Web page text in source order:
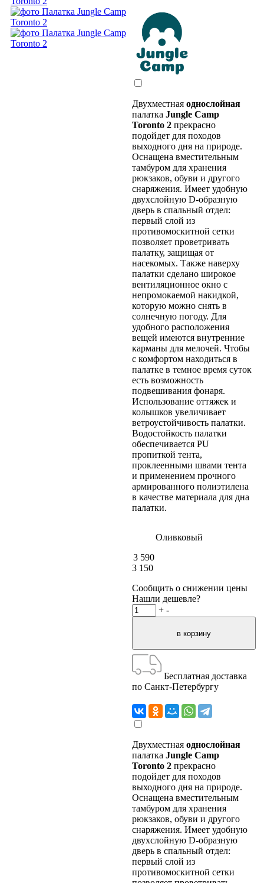
Двухместная однослойная
палатка Jungle Camp
Toronto 2 прекрасно
подойдет для походов
выходного дня на природе.
Оснащена вместительным
тамбуром для хранения
рюкзаков, обуви и другого
снаряжения. Имеет удобную
двухслойную D-образную
дверь в спальный отдел:
первый слой из
противомоскитной сетки
позволяет проветривать
палатку, защищая от
насекомых. Также наверху
палатки сделано широкое
вентиляционное окно с
непромокаемой накидкой,
которую можно снять в
солнечную погоду. Для
удобного расположения
вещей имеются внутренние
карманы для мелочей. Чтобы
с комфортом находиться в
палатке в темное время суток
есть возможность
подвешивания фонаря.
Использование оттяжек и
колышков увеличивает
ветроустойчивость палатки.
Водостойкость палатки
обеспечивается PU
пропиткой тента,
проклеенными швами тента
и применением прочного
армированного полиэтилена
в качестве материала для дна
палатки.
Оливковый
3 590
3 150
Сообщить о снижении цены
Нашли дешевле?
+ -
Бесплатная доставка
по Санкт-Петербургу
Двухместная однослойная
палатка Jungle Camp
Toronto 2 прекрасно
подойдет для походов
выходного дня на природе.
Оснащена вместительным
тамбуром для хранения
рюкзаков, обуви и другого
снаряжения. Имеет удобную
двухслойную D-образную
дверь в спальный отдел:
первый слой из
противомоскитной сетки